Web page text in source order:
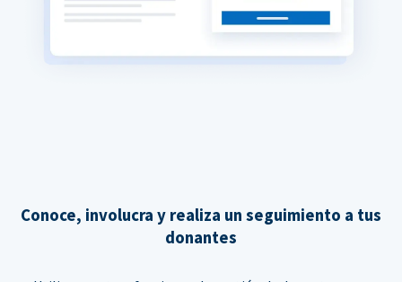
Conoce, involucra y realiza un seguimiento a tus
donantes